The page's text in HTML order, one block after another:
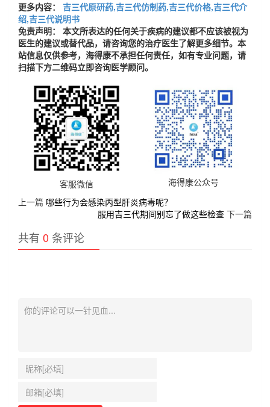
更多内容：
吉三代原研药,吉三代仿制药,吉三代价格,吉三代介
绍,吉三代说明书
免责声明： 本文所表达的任何关于疾病的建议都不应该被视为
医生的建议或替代品，请咨询您的治疗医生了解更多细节。本
站信息仅供参考，海得康不承担任何责任，如有专业问题，请
扫描下方二维码立即咨询医学顾问。
客服微信
海得康公众号
上一篇 哪些行为会感染丙型肝炎病毒呢？
服用吉三代期间别忘了做这些检查 下一篇
共有 0 条评论